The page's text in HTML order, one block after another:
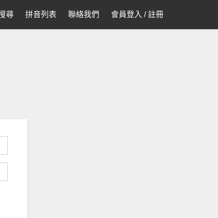
尋 拼音列表 聯絡我們 會員登入/註冊